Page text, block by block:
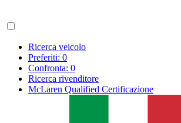
Ricerca veicolo
Preferiti: 0
Confronta: 0
Ricerca rivenditore
McLaren Qualified Certificazione